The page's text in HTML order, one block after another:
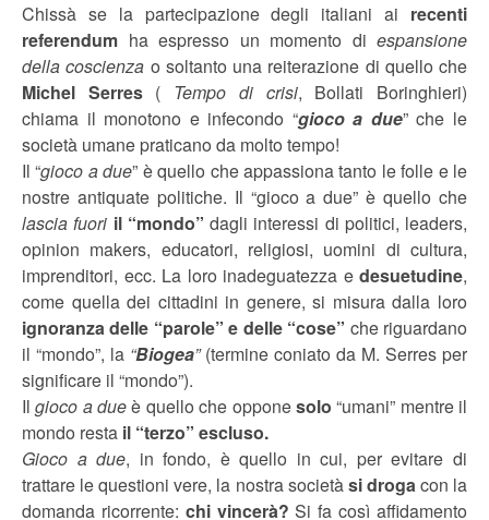
Chissà se la partecipazione degli italiani ai recenti
referendum ha espresso un momento di espansione
della coscienza o soltanto una reiterazione di quello che
Michel Serres( Tempo di crisi, Bollati Boringhieri)
chiama il monotono e infecondo “gioco a due” che le
società umane praticano da molto tempo!
Il “gioco a due” è quello che appassiona tanto le folle e le
nostre antiquate politiche. Il “gioco a due” è quello che
lascia fuori il “mondo” dagli interessi di politici, leaders,
opinion makers, educatori, religiosi, uomini di cultura,
imprenditori, ecc. La loro inadeguatezza e desuetudine,
come quella dei cittadini in genere, si misura dalla loro
ignoranza delle “parole” e delle “cose” che riguardano
il “mondo”, la “Biogea”(termine coniato da M. Serres per
significare il “mondo”).
Ilgioco a dueè quello che opponesolo “umani” mentre il
mondo resta il “terzo” escluso.
Gioco a due, in fondo, è quello in cui, per evitare di
trattare le questioni vere, la nostra societàsi drogacon la
domanda ricorrente: chi vincerà? Si fa così affidamento